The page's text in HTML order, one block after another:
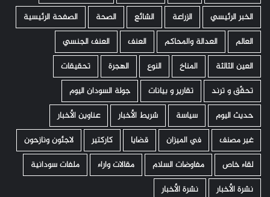
الخبر الرئيسي
الزراعة الشائع الصحة
الصفحة الرئيسية
العالم
العدالة والمحاكم العنف
العنف الجنسي
العين الثالثة
المناخ النوع الهجرة
تحقيقات
تحقّق و ترند
تقارير و بيانات
جولة السودان اليوم
حديث اليوم
سياسة شريط الأخبار
عناوين الأخبار
غير مصنف
في الميزان قضايا كاركتير
لاجئون ونازحون
لقاء خاص
مفاوضات السلام مقالات واراء
ملفات سودانية
نشرة الأخبار
نشرة الأخبار